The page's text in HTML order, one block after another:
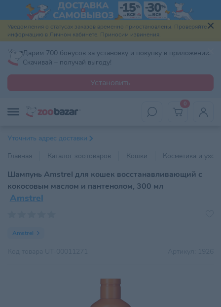
Уведомления о статусах заказов временно приостановлены. Проверяйте
информацию в Личном кабинете. Приносим извинения.
Дарим 700 бонусов за установку и покупку в приложении.
Скачивай – получай выгоду!
Установить
0
Уточнить адрес доставки
Главная
Каталог зоотоваров Кошки Косметика и уход
Шампунь Amstrel для кошек восстанавливающий с
кокосовым маслом и пантенолом, 300 мл
Amstrel
Amstrel